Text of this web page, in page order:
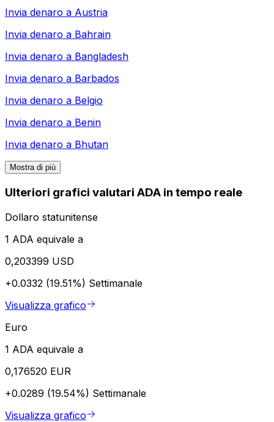
Invia denaro a Austria
Invia denaro a Bahrain
Invia denaro a Bangladesh
Invia denaro a Barbados
Invia denaro a Belgio
Invia denaro a Benin
Invia denaro a Bhutan
Mostra di più
Ulteriori grafici valutari ADA in tempo reale
Dollaro statunitense
1 ADA equivale a
0,203399 USD
+0.0332 (19.51%) Settimanale
Visualizza grafico
Euro
1 ADA equivale a
0,176520 EUR
+0.0289 (19.54%) Settimanale
Visualizza grafico